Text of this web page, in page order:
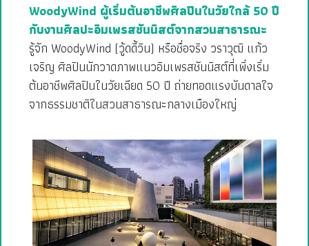
WoodyWind ผู้เริ่มต้นอาชีพศิลปินในวัยใกล้ 50 ปี
กับงานศิลปะอิมเพรสชันนิสต์จากสวนสาธารณะ
รู้จัก WoodyWind (วู้ดดี้วิน) หรือชื่อจริง วราวุฒิ แก้ว
เจริญ ศิลปินนักวาดภาพแนวอิมเพรสชันนิสต์ที่เพิ่งเริ่ม
ต้นอาชีพศิลปินในวัยเฉียด 50 ปี ถ่ายทอดแรงบันดาลใจ
จากธรรมชาติในสวนสาธารณะกลางเมืองใหญ่